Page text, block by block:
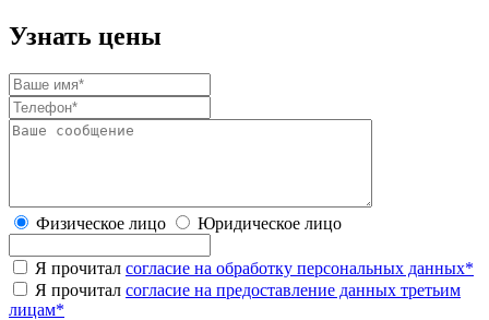
Узнать цены
Физическое лицо Юридическое лицо
Я прочитал согласие на обработку персональных данных*
Я прочитал согласие на предоставление данных третьим
лицам*